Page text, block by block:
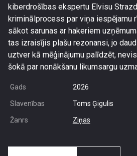
kiberdrošības ekspertu Elvisu
kriminālprocess par viņa iespējamu
sākot sarunas ar hakeriem
tas izraisījis plašu rezonansi, jo
uztver kā mēģinājumu palīdzēt,
šokā par nonākšanu likumsargu
Gads 2026
Slavenības Toms Ģigulis
Žanrs Ziņas